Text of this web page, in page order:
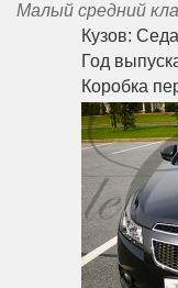
Малый средний
Кузов:
Год
Коробка